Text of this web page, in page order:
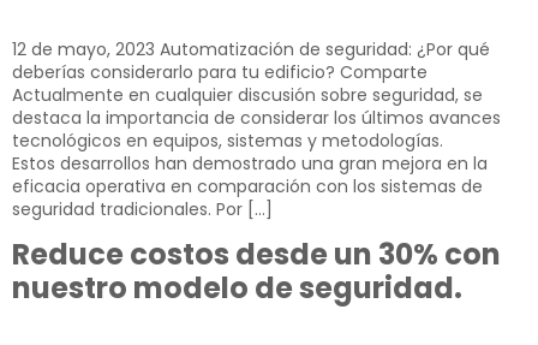
12 de mayo, 2023 Automatización de seguridad: ¿Por qué
deberías considerarlo para tu edificio? Comparte
Actualmente en cualquier discusión sobre seguridad, se
destaca la importancia de considerar los últimos avances
tecnológicos en equipos, sistemas y metodologías.
Estos desarrollos han demostrado una gran mejora en la
eficacia operativa en comparación con los sistemas de
seguridad tradicionales. Por […]
Reduce costos desde un 30% con
nuestro modelo de seguridad.